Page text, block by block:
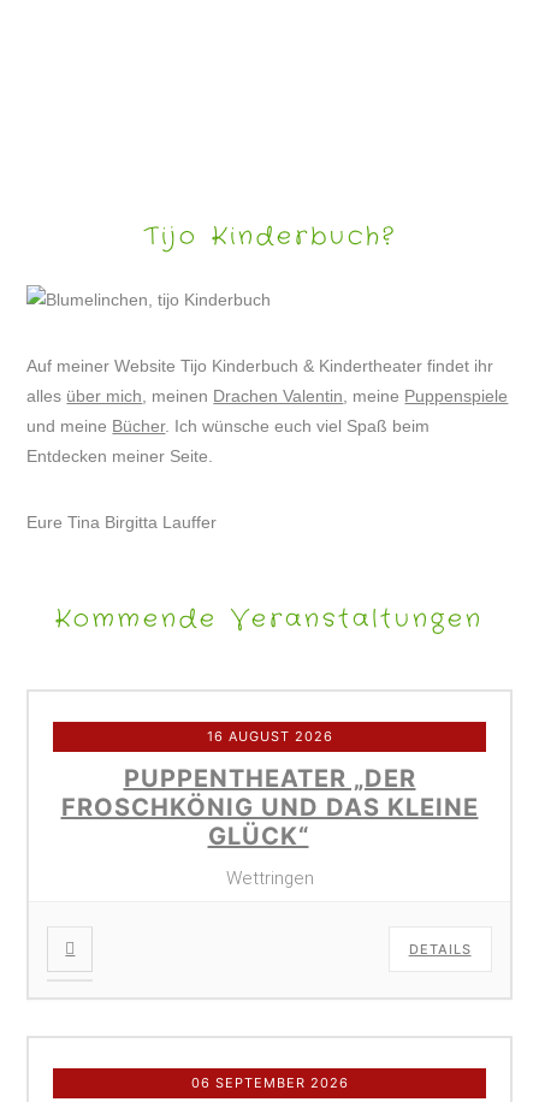
Tijo Kinderbuch?
Auf meiner Website Tijo Kinderbuch & Kindertheater findet ihr
alles über mich , meinen Drachen Valentin , meine Puppenspiele
und meine Bücher. Ich wünsche euch viel Spaß beim
Entdecken meiner Seite.
Eure Tina Birgitta Lauffer
Kommende Veranstaltungen
16 AUGUST 2026
PUPPENTHEATER „DER
FROSCHKÖNIG UND DAS KLEINE
GLÜCK“
Wettringen
DETAILS
06 SEPTEMBER 2026